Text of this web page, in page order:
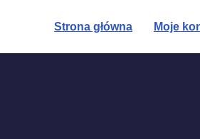
Strona główna Moje